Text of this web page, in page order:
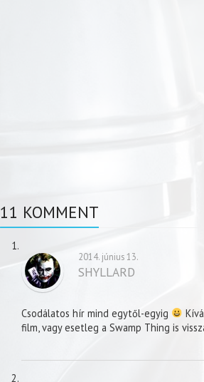
11 KOMMENT
2014. június 13.
SHYLLARD
Csodálatos hír mind egytől-egyig
film, vagy esetleg a Swamp Thing is